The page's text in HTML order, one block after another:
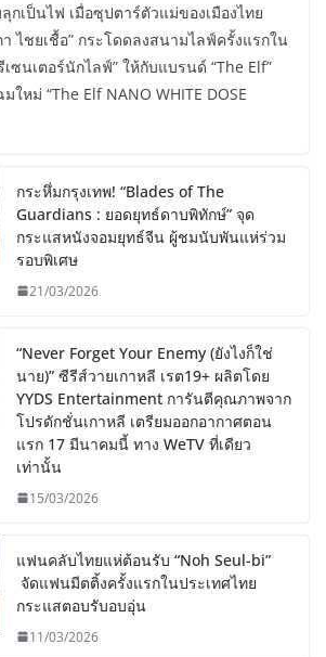
กเป็นไฟ เมื่อซุปตาร์ตัวแม่ของเมืองไทย
า ไชยเชื้อ” กระโดดลงสนามไลฟ์ครั้งแรกใน
ซนเตอร์นักไลฟ์” ให้กับแบรนด์ “The Elf”
ใหม่ “The Elf NANO WHITE DOSE
กระหึ่มกรุงเทพ! “Blades of The
Guardians : ยอดยุทธ์ดาบพิทักษ์” จุด
กระแสหนังจอมยุทธ์จีน ผู้ชมนับพันแห่ร่วม
รอบพิเศษ
21/03/2026
“Never Forget Your Enemy (ยังไงก็ใช่
นาย)” ซีรีส์วายเกาหลี เรต19+ ผลิตโดย
YYDS Entertainment การันตีคุณภาพจาก
โปรดักชั่นเกาหลี เตรียมออกอากาศตอน
แรก 17 มีนาคมนี้ ทาง WeTV ที่เดียว
เท่านั้น
15/03/2026
แฟนคลับไทยแห่ต้อนรับ “Noh Seul-bi”
จัดแฟนมีตติ้งครั้งแรกในประเทศไทย
กระแสตอบรับอบอุ่น
11/03/2026